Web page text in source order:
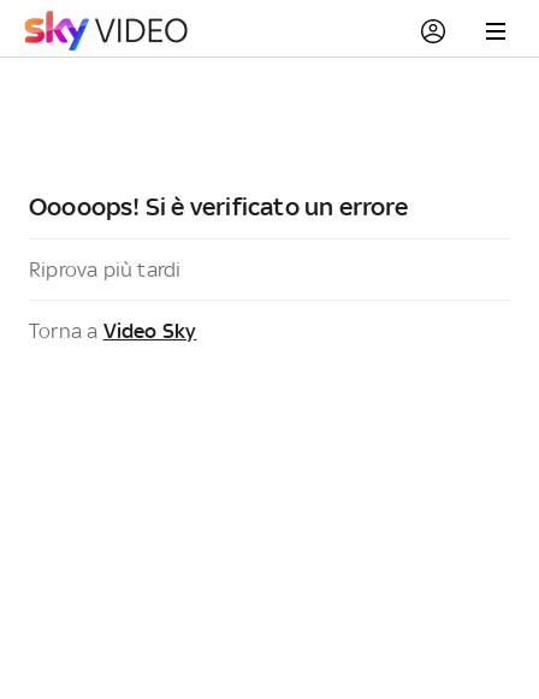
Ooooops! Si è verificato un errore
Riprova più tardi
Torna a Video Sky